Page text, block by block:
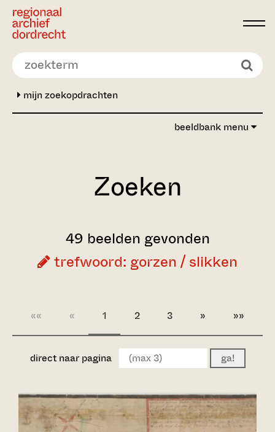
Ga direct naar de inhoud
mijn zoekopdrachten
beeldbank menu
Zoeken
49 beelden gevonden
trefwoord: gorzen / slikken
«« « 1 2 3 » »»
direct naar pagina ga!